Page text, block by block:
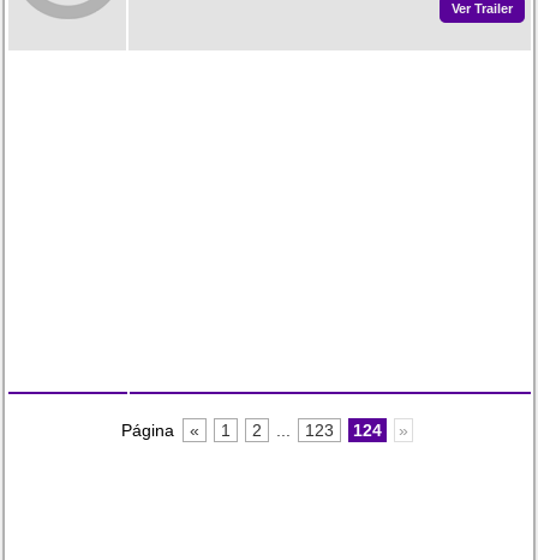
Ver Trailer
Página « 1 2 123 124 »